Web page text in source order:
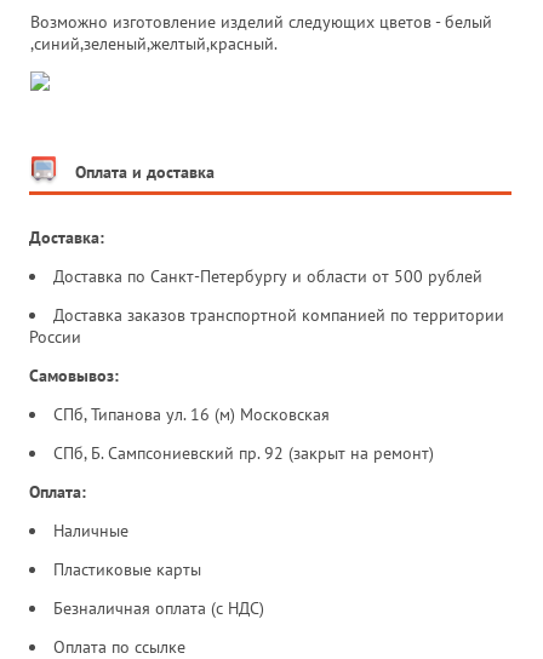
Возможно изготовление изделий следующих цветов - белый
,синий,зеленый,желтый,красный.
Оплата и доставка
Доставка:
Доставка по Санкт-Петербургу и области от 500 рублей
Доставка заказов транспортной компанией по территории
России
Самовывоз:
СПб, Типанова ул. 16 (м) Московская
СПб, Б. Сампсониевский пр. 92 (закрыт на ремонт)
Оплата:
Наличные
Пластиковые карты
Безналичная оплата (с НДС)
Оплата по ссылке